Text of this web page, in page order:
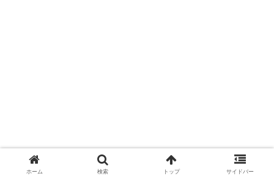
ホーム 検索 トップ サイドバー